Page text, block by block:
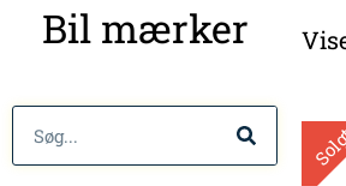
Bil mærker
Søg